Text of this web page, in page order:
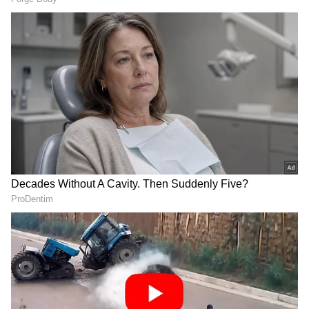
ಪೊಲೀಸ್ ಠಾಣೆಯಲ್ಲೇ ರೌಡಿಸಂ!
ದುಷ್ಕರ್ಮಿಗಳ ದಾಳಿಯಿಂದ ತಪ್ಪಿಸಿಕೊಂಡು ಹರಳಯ್ಯ
ಶ್ರೀಗಳು ತಕ್ಷಣವೇ ರಕ್ಷಣೆ ಕೋರಿ ಹಾಗೂ ದೂರು ನೀಡಲು
ಐಮಂಗಲ ಪೊಲೀಸ್ ಠಾಣೆಗೆ ತೆರಳಿದ್ದಾರೆ. ಆದರೆ,
ಆರೋಪಿಗಳು ಕಾನೂನಿಗೂ ಹೆದರದೆ ಶ್ರೀಗಳನ್ನು
ಬೆನ್ನಟ್ಟಿಕೊಂಡು ಪೊಲೀಸ್ ಠಾಣೆಯ ಒಳಗೇ ನುಗ್ಗಿದ್ದಾರೆ.
ಪೊಲೀಸರ ಸಮ್ಮುಖದಲ್ಲೇ ಶ್ರೀಗಳ ಎದೆಗೆ ಒದ್ದು ದೌರ್ಜನ್ಯ
ಎಸಗಿದ್ದಲ್ಲದೆ, ಠಾಣೆಯಲ್ಲಿದ್ದ ಕುರ್ಚಿಗಳನ್ನು ಮುರಿದು
Bengaluru: ಫುಟ್ಪಾತ್‌
ವ್ಯಾಪಾರಿಗಳಿಂದ ತಿಂಗಳಿಗೆ ₹30000
ಅನಧಿಕೃತ ಬಾಡಿಗೆ ವಸೂಲಿ
ಶಾಲೆಗೆ ಸುಣ್ಣಬಣ್ಣ ಮಾಡಿಸಿದ ಶಿಕ್ಷಕಿ
ಉಮೈ ಸಲ್ಮಾ